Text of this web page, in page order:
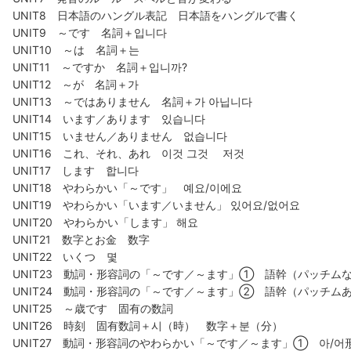
UNIT8 日本語のハングル表記 日本語をハングルで書く
UNIT9 ～です 名詞＋입니다
UNIT10 ～は 名詞＋는
UNIT11 ～ですか 名詞＋입니까?
UNIT12 ～が 名詞＋가
UNIT13 ～ではありません 名詞＋가 아닙니다
UNIT14 います／あります 있습니다
UNIT15 いません／ありません 없습니다
UNIT16 これ、それ、あれ 이것 그것 저것
UNIT17 します 합니다
UNIT18 やわらかい「～です」 예요/이에요
UNIT19 やわらかい「います／いません」 있어요/없어요
UNIT20 やわらかい「します」 해요
UNIT21 数字とお金 数字
UNIT22 いくつ 몇
UNIT23 動詞・形容詞の「～です／～ます」① 語幹（パッチム
UNIT24 動詞・形容詞の「～です／～ます」② 語幹（パッチム
UNIT25 ～歳です 固有の数詞
UNIT26 時刻 固有数詞＋시（時） 数字＋분（分）
UNIT27 動詞・形容詞のやわらかい「～です／～ます」① 아/어